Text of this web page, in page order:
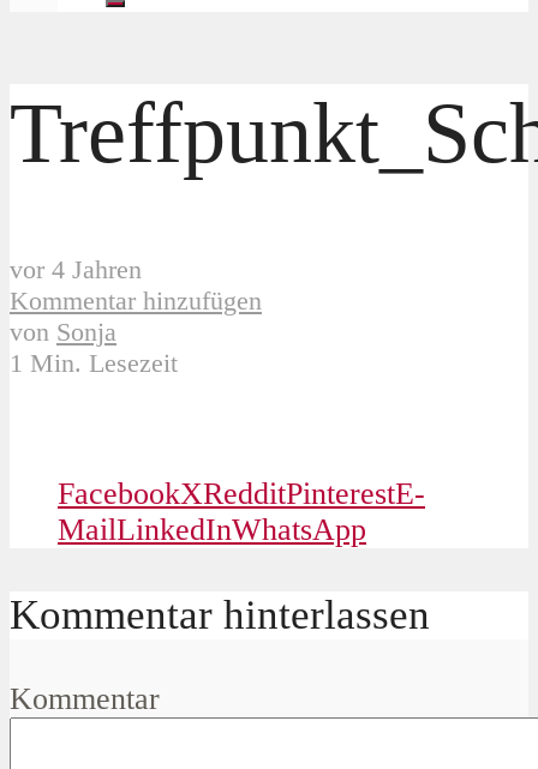
vor 4 Jahren
Kommentar hinzufügen
von Sonja
1 Min. Lesezeit
FacebookXRedditPinterestE-
MailLinkedInWhatsApp
Kommentar hinterlassen
Kommentar